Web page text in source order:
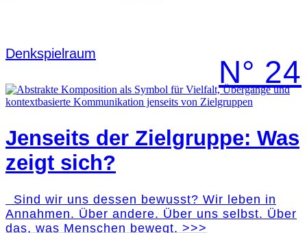
Denk­spielraum
N° 24
Jenseits der Zielgruppe: Was
zeigt sich?
Sind wir uns dessen bewusst? Wir leben in
Annahmen. Über andere. Über uns selbst. Über
das, was Menschen bewegt. >>>